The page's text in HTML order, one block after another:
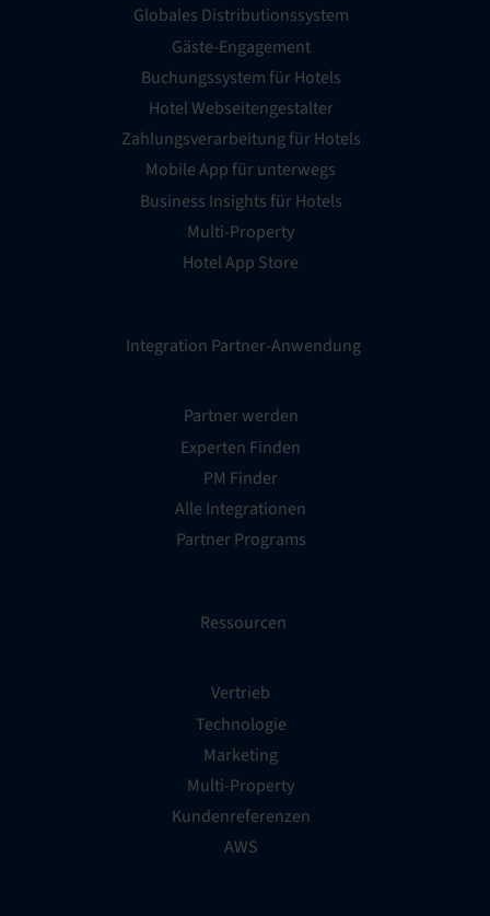
Globales Distributionssystem
Gäste-Engagement
Buchungssystem für Hotels
Hotel Webseitengestalter
Zahlungsverarbeitung für Hotels
Mobile App für unterwegs
Business Insights für Hotels
Multi-Property
Hotel App Store
Integration Partner-Anwendung
Partner werden
Experten Finden
PM Finder
Alle Integrationen
Partner Programs
Ressourcen
Vertrieb
Technologie
Marketing
Multi-Property
Kundenreferenzen
AWS